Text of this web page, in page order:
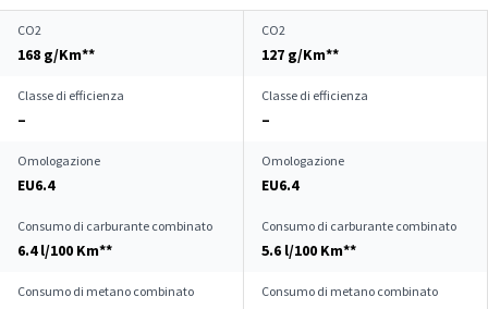
CO2
168 g/Km**
CO2
127 g/Km**
Classe di efficienza
–
Classe di efficienza
–
Omologazione
EU6.4
Omologazione
EU6.4
Consumo di carburante combinato
6.4 l/100 Km**
Consumo di carburante combinato
5.6 l/100 Km**
Consumo di metano combinato Consumo di metano combinato